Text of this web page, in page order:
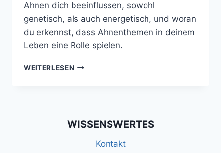
Ahnen dich beeinflussen, sowohl
genetisch, als auch energetisch, und woran
du erkennst, dass Ahnenthemen in deinem
Leben eine Rolle spielen.
WEITERLESEN WARUM
ALS
DENKST
WISSENSWERTES
Kontakt